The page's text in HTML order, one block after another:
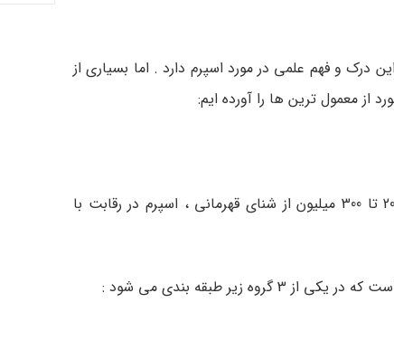
درک و فهم علمی در مورد اسپرم دارد . اما بسیاری از
اگر دقیق تر بخواهیم بگوییم در هرجایی از 20 تا 300 میلیون از شنای قهرمانی ، اسپرم در رقابت با
طبقه بندی می شود :